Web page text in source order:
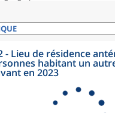
- Lieu de résidence
habitant un
en 2023